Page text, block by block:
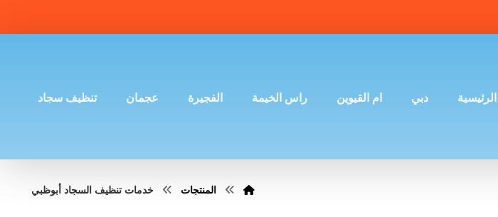
الرئيسية دبي ام القيوين راس الخيمة الفجيرة عجمان تنظيف سجاد
المنتجات خدمات تنظيف السجاد أبوظبي